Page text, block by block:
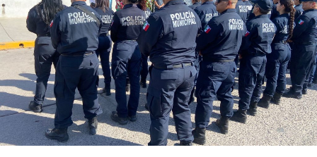
El número exacto de paquetes vendidos o apartados por
las agencias solo se conocerá al cierre de la temporada,
dijo Alonso.
También lee:Gallardo arranca operativo de seguridad para
Fenapo 2026